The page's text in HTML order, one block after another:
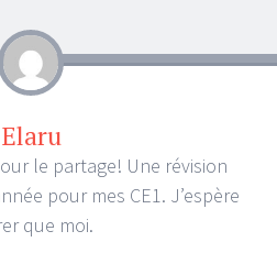
Elaru
le partage! Une révision
pour mes CE1. J’espère
que moi.